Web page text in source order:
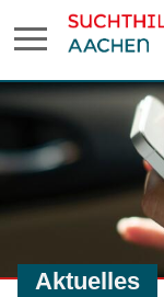
Aktuelles